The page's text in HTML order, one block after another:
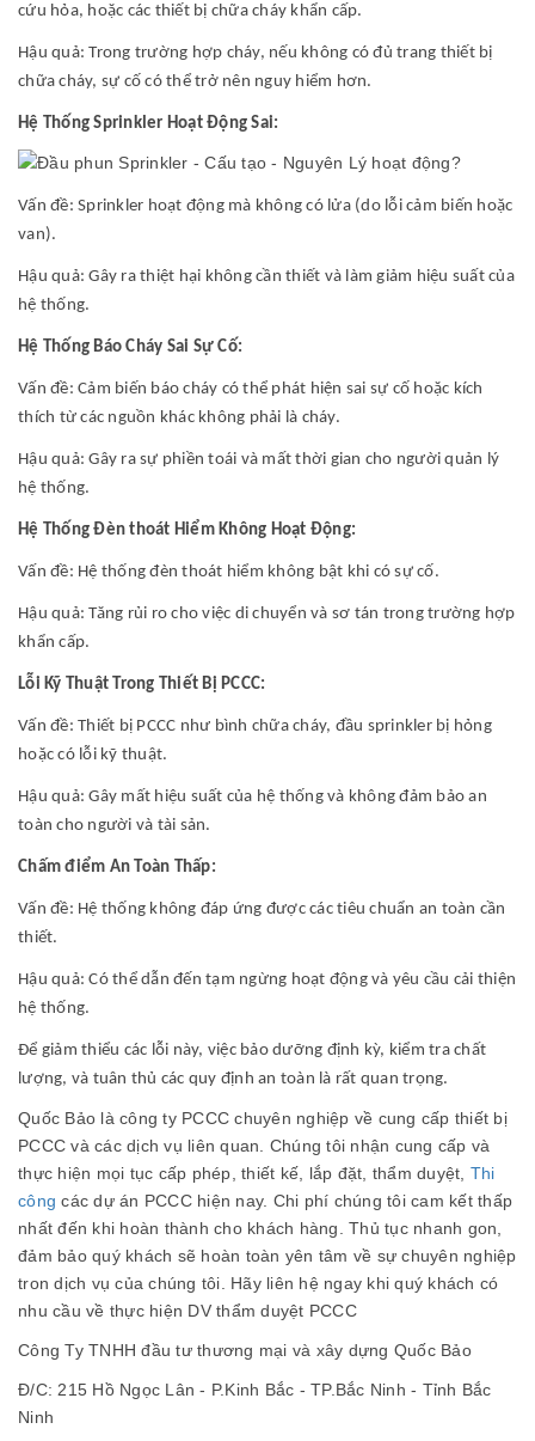
cứu hỏa, hoặc các thiết bị chữa cháy khẩn cấp.
Hậu quả: Trong trường hợp cháy, nếu không có đủ trang thiết bị
chữa cháy, sự cố có thể trở nên nguy hiểm hơn.
Hệ Thống Sprinkler Hoạt Động Sai:
Vấn đề: Sprinkler hoạt động mà không có lửa (do lỗi cảm biến hoặc
van).
Hậu quả: Gây ra thiệt hại không cần thiết và làm giảm hiệu suất của
hệ thống.
Hệ Thống Báo Cháy Sai Sự Cố:
Vấn đề: Cảm biến báo cháy có thể phát hiện sai sự cố hoặc kích
thích từ các nguồn khác không phải là cháy.
Hậu quả: Gây ra sự phiền toái và mất thời gian cho người quản lý
hệ thống.
Hệ Thống Đèn thoát Hiểm Không Hoạt Động:
Vấn đề: Hệ thống đèn thoát hiểm không bật khi có sự cố.
Hậu quả: Tăng rủi ro cho việc di chuyển và sơ tán trong trường hợp
khẩn cấp.
Lỗi Kỹ Thuật Trong Thiết Bị PCCC:
Vấn đề: Thiết bị PCCC như bình chữa cháy, đầu sprinkler bị hỏng
hoặc có lỗi kỹ thuật.
Hậu quả: Gây mất hiệu suất của hệ thống và không đảm bảo an
toàn cho người và tài sản.
Chấm điểm An Toàn Thấp:
Vấn đề: Hệ thống không đáp ứng được các tiêu chuẩn an toàn cần
thiết.
Hậu quả: Có thể dẫn đến tạm ngừng hoạt động và yêu cầu cải thiện
hệ thống.
Để giảm thiểu các lỗi này, việc bảo dưỡng định kỳ, kiểm tra chất
lượng, và tuân thủ các quy định an toàn là rất quan trọng.
Quốc Bảo là công ty PCCC chuyên nghiệp về cung cấp thiết bị
PCCC và các dịch vụ liên quan. Chúng tôi nhận cung cấp và
thực hiện mọi tục cấp phép, thiết kế, lắp đặt, thẩm duyệt, Thi
côngcác dự án PCCC hiện nay. Chi phí chúng tôi cam kết thấp
nhất đến khi hoàn thành cho khách hàng. Thủ tục nhanh gon,
đảm bảo quý khách sẽ hoàn toàn yên tâm về sự chuyên nghiệp
tron dịch vụ của chúng tôi. Hãy liên hệ ngay khi quý khách có
nhu cầu về thực hiện DV thẩm duyệt PCCC
Công Ty TNHH đầu tư thương mại và xây dựng Quốc Bảo
Đ/C: 215 Hồ Ngọc Lân - P.Kinh Bắc - TP.Bắc Ninh - Tỉnh Bắc
Ninh